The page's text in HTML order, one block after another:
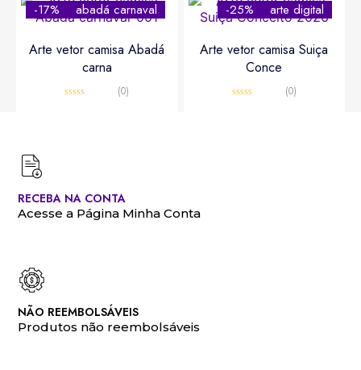
-17% abadá carnaval
Arte vetor camisa Abadá
carna
(0)
-25% arte digital
Arte vetor camisa Suiça
Conce
(0)
RECEBA NA CONTA
Acesse a Página Minha Conta
NÃO REEMBOLSÁVEIS
Produtos não reembolsáveis